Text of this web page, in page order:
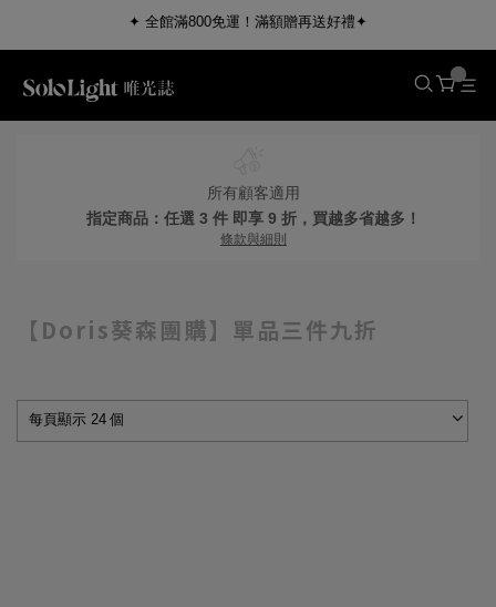
✦ 全館滿800免運！滿額贈再送好禮✦
所有顧客適用
指定商品：任選 3 件 即享 9 折，買越多省越多！
條款與細則
【Doris葵森團購】單品三件九折
每頁顯示 24 個